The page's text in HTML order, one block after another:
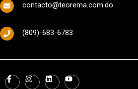
contacto@teorema.com.do
(809)-683-6783